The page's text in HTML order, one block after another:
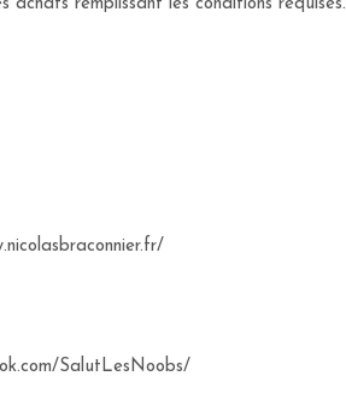
remplissant les conditions requises.
SalutLesNoobs/